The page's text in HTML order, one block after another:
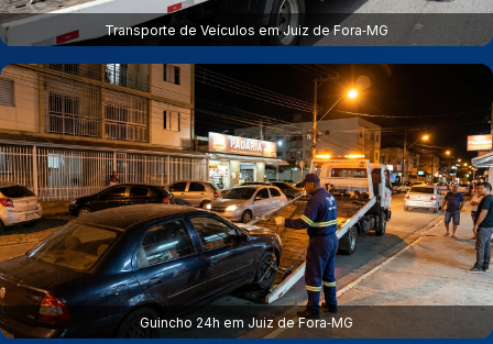
Transporte de Veículos em Juiz de Fora‑MG
Guincho 24h em Juiz de Fora‑MG